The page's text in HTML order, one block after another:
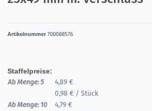
Artikelnummer 700088576
Staffelpreise:
Ab Menge: 5
4,89 €
0,98 € / Stück
Ab Menge: 10
4,79 €